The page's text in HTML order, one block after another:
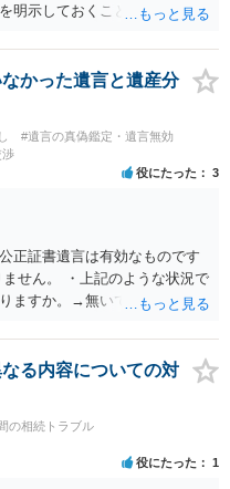
明示しておくことでクリアで
かった遺言と遺産分
#遺言の真偽鑑定・遺言無効
渉
役にたった 3
正証書遺言は有効なものです
せん。 ・上記のような状況で
ますか。→無いです。 ・分割
で、どこが妥当とは言えない
きれば穏やかに、分割を拒否
るということは、遺産はいら
取を指定されててもいらない
する必要はありません。
る内容についての対
の相続トラブル
役にたった 1